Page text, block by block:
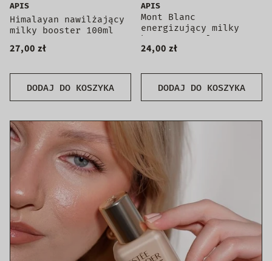
DODAJ DO KOSZYKA
APIS
Himalayan nawilżający
milky booster 100ml
27,00 zł
DODAJ DO KOSZYKA
APIS
Mont Blanc
energizujący milky
booster 100ml
24,00 zł